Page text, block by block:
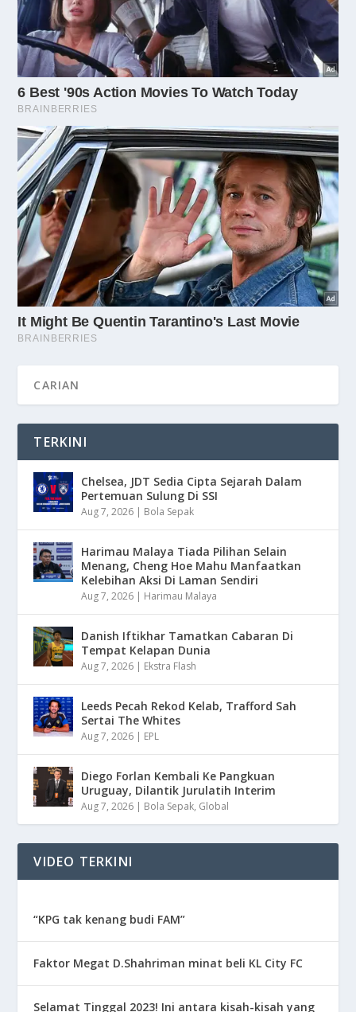
TERKINI
Chelsea, JDT Sedia Cipta Sejarah Dalam
Pertemuan Sulung Di SSI
Aug 7, 2026 | Bola Sepak
Harimau Malaya Tiada Pilihan Selain
Menang, Cheng Hoe Mahu Manfaatkan
Kelebihan Aksi Di Laman Sendiri
Aug 7, 2026 | Harimau Malaya
Danish Iftikhar Tamatkan Cabaran Di
Tempat Kelapan Dunia
Aug 7, 2026 | Ekstra Flash
Leeds Pecah Rekod Kelab, Trafford Sah
Sertai The Whites
Aug 7, 2026 | EPL
Diego Forlan Kembali Ke Pangkuan
Uruguay, Dilantik Jurulatih Interim
Aug 7, 2026 | Bola Sepak, Global
VIDEO TERKINI
“KPG tak kenang budi FAM”
Faktor Megat D.Shahriman minat beli KL City FC
Selamat Tinggal 2023! Ini antara kisah-kisah yang